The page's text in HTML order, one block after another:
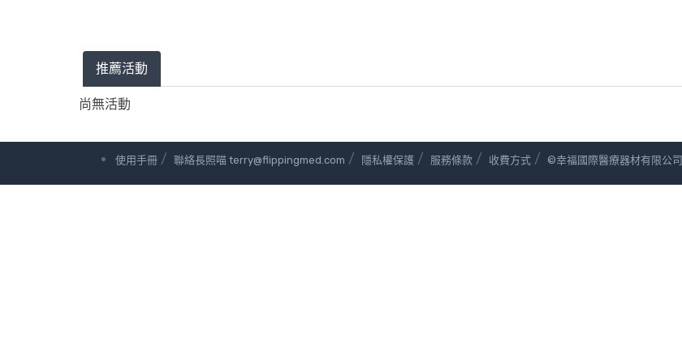
推薦活動
尚無活動
使用手冊 / 聯絡長照喵 terry@flippingmed.com / 隱私權保護 / 服務條款 / 收費方式 / ©幸福國際醫療器材有限公司